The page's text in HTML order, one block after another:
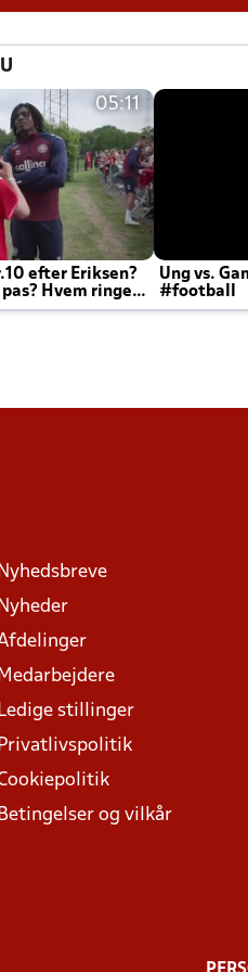
05:11
efter Eriksen?
Hvem ringer
kampe?
Ung vs.
#football
stillinger
og vilkår